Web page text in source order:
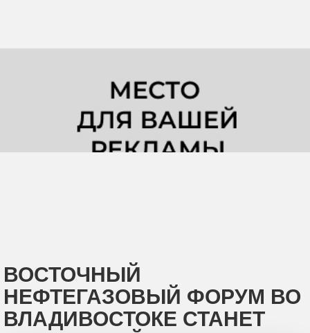
ВОСТОЧНЫЙ
НЕФТЕГАЗОВЫЙ ФОРУМ ВО
ВЛАДИВОСТОКЕ СТАНЕТ